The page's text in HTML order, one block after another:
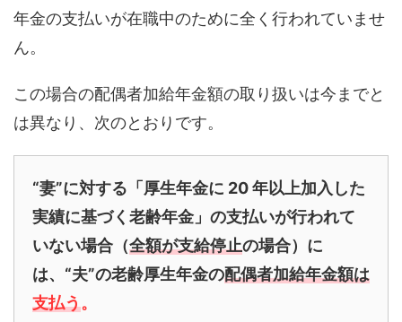
年金の支払いが在職中のために全く行われていませ
ん。
この場合の配偶者加給年金額の取り扱いは今までと
は異なり、次のとおりです。
“妻”に対する「厚生年金に 20 年以上加入した
実績に基づく老齢年金」の支払いが行われて
いない場合（全額が支給停止の場合）に
は、“夫”の老齢厚生年金の配偶者加給年金額は
支払う。